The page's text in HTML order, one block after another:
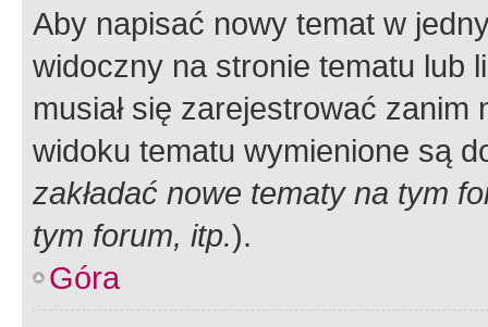
Aby napisać nowy temat w
widoczny na stronie tematu lub
musiał się zarejestrować
widoku tematu wymienione są
zakładać nowe tematy na tym
tym forum, itp.).
Góra